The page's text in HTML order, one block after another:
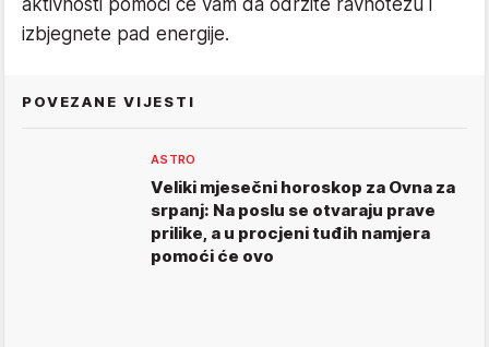
aktivnosti pomoći će vam da održite ravnotežu i
izbjegnete pad energije.
POVEZANE VIJESTI
ASTRO
Veliki mjesečni horoskop za Ovna za
srpanj: Na poslu se otvaraju prave
prilike, a u procjeni tuđih namjera
pomoći će ovo